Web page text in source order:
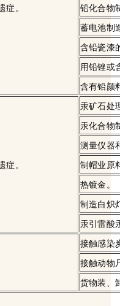
。
铅化合物
蓄电池制
含铅瓷漆
用铅锉或
含有铅颜
。
汞矿石处
汞化合物
测量仪器
制帽业原
热镀金。
制造白炽
汞引雷酸
接触感染
接触动物
货物装、